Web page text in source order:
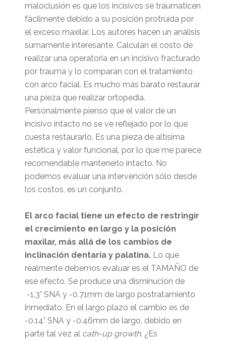
maloclusión es que los incisivos se traumaticen
fácilmente debido a su posición protruída por
el exceso maxilar. Los autores hacen un análisis
sumamente interesante. Calculan el costo de
realizar una operatoria en un incisivo fracturado
por trauma y lo comparan con el tratamiento
con arco facial. Es mucho más barato restaurar
una pieza que realizar ortopedia.
Personalmente pienso que el valor de un
incisivo intacto no se ve reflejado por lo que
cuesta restaurarlo. Es una pieza de altísima
estética y valor funcional, por lo que me parece
recomendable mantenerlo intacto. No
podemos evaluar una intervención sólo desde
los costos, es un conjunto.
El arco facial tiene un efecto de restringir
el crecimiento en largo y la posición
maxilar, más allá de los cambios de
inclinación dentaria y palatina.Lo que
realmente debemos evaluar es el TAMAÑO de
ese efecto. Se produce una disminución de
-1.3° SNA y -0.71mm de largo postratamiento
inmediato. En el largo plazo el cambio es de
-0.14° SNA y -0.46mm de largo, debido en
parte tal vez al cath-up growth. ¿Es